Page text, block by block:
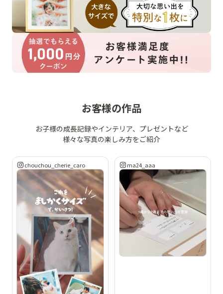
お客様の作品
お子様の成長記録やインテリア、プレゼントなど
様々な写真の楽しみ方をご紹介
chouchou_cherie_caro ma24_aaa